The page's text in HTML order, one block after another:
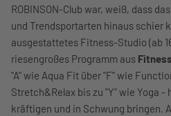
ROBINSON-Club war, weiß, dass
und Trendsportarten hinaus schier
ausgestattetes Fitness-Studio (ab
riesengroßes Programm aus
"A" wie Aqua Fit über "F" wie
Stretch&Relax bis zu "Y" wie Yoga
kräftigen und in Schwung bringen.